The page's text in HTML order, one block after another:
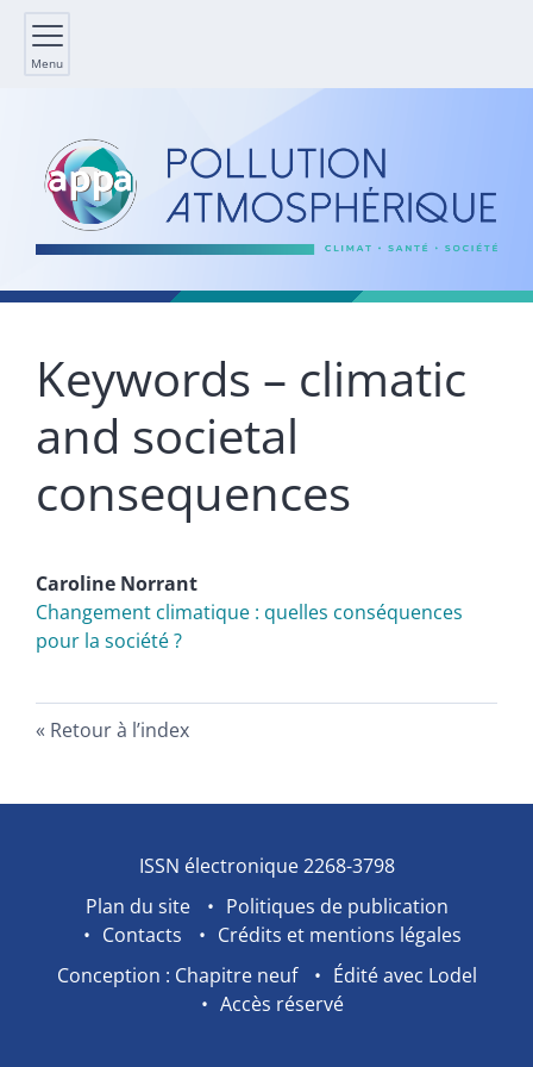
Menu
Keywords – climatic
and societal
consequences
Caroline Norrant
Changement climatique : quelles conséquences
pour la société ?
Retour à l’index
ISSN électronique 2268-3798
Plan du site
Politiques de publication
Contacts
Crédits et mentions légales
Conception : Chapitre neuf
Édité avec Lodel
Accès réservé